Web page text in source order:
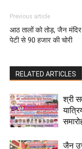
Previous article
आठ तालों को तोड़, जैन
पेटी से 90 हजार की चोरी
RELATED ARTICLES
श्री
जैन